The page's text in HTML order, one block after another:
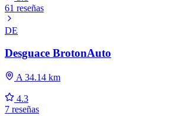
61 reseñas
DE
Desguace BrotonAuto
A 34.14 km
4.3
7 reseñas